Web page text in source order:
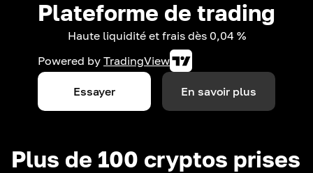
Plateforme de trading
Haute liquidité et frais dès 0,04 %
Powered by TradingView
Essayer En savoir plus
Plus de 100 cryptos prises